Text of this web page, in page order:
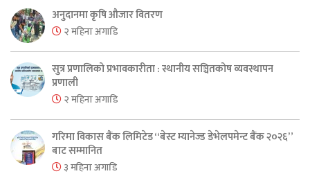
अनुदानमा कृषि औजार वितरण
२ महिना अगाडि
सुत्र प्रणालिको प्रभावकारीता : स्थानीय सञ्चितकोष व्यवस्थापन
प्रणाली
२ महिना अगाडि
गरिमा विकास बैंक लिमिटेड “बेस्ट म्यानेज्ड डेभेलपमेन्ट बैंक २०२६”
बाट सम्मानित
३ महिना अगाडि